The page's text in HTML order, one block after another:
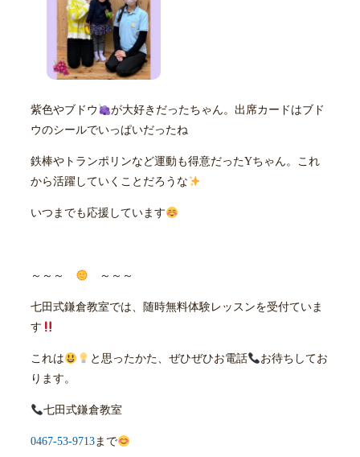
紫色やブドウ
が大好きだったちゃん。出席カードはブド
ウのシールでいっぱいだったね
鉄棒やトランポリンなど運動も得意だったYちゃん。これ
から活躍していくことだろうな
いつまでも応援しています
～～～ ～～～
七田式鎌倉教室では、随時無料体験レッスンを受付ていま
す
これは と思ったかた、ぜひぜひお電話
お待ちしてお
ります。
七田式鎌倉教室
0467-53-9713まで